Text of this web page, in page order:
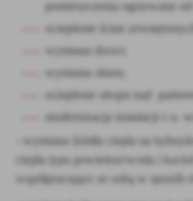
pomieszczenia ogrzewane
ocieplenie ścian
wymiana drzwi;
wymiana okien;
ocieplenie stropu nad
modernizacja instalacji c.o.
- wymiana źródła ciepła na
ciepła typu powietrze/woda i
współpracujące ze sobą w sposób